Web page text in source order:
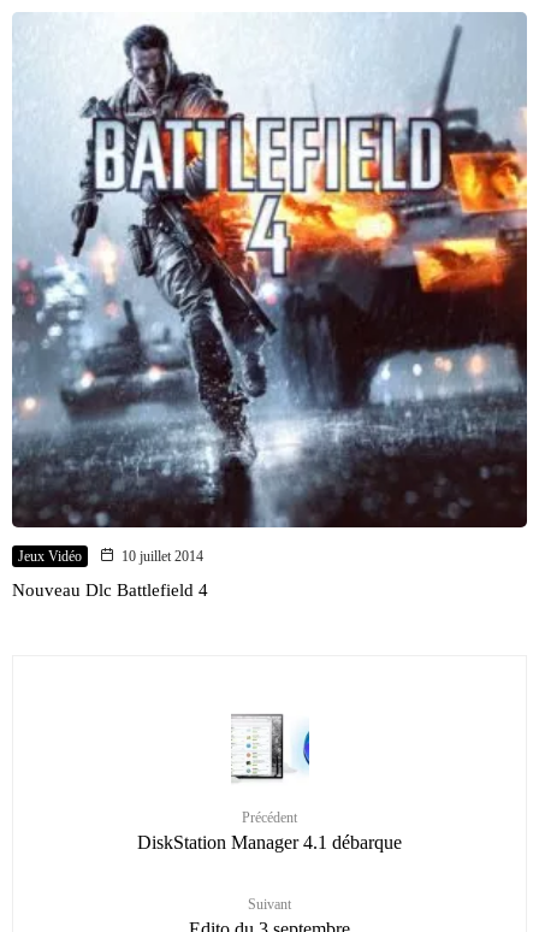
Jeux Vidéo 10 juillet 2014
Nouveau Dlc Battlefield 4
Précédent
DiskStation Manager 4.1 débarque
Suivant